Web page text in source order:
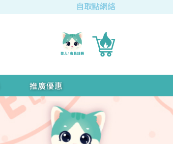
自取點網絡
推廣優惠